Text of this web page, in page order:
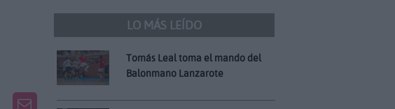
LO MÁS LEÍDO
Tomás Leal toma el mando del
Balonmano Lanzarote